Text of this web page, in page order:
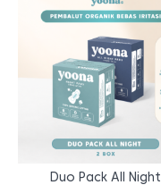
Duo Pack All Night